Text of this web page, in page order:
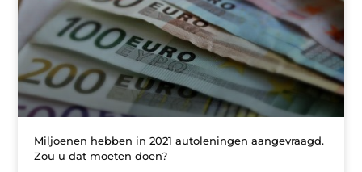
Miljoenen hebben in 2021 autoleningen aangevraagd.
Zou u dat moeten doen?